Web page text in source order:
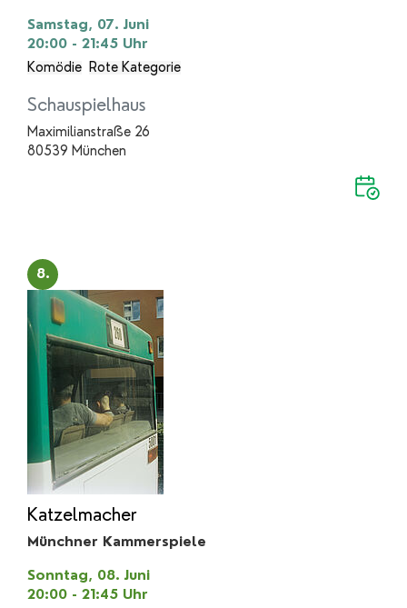
Samstag, 07. Juni
20:00 - 21:45 Uhr
Komödie Rote Kategorie
Schauspielhaus
Maximilianstraße 26
80539 München
8.
Katzelmacher
Münchner Kammerspiele
Sonntag, 08. Juni
20:00 - 21:45 Uhr